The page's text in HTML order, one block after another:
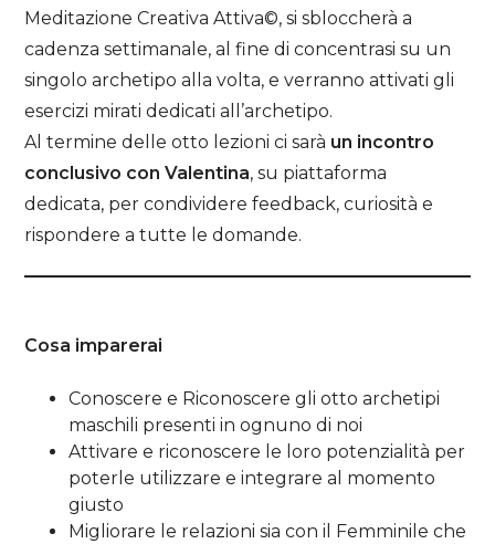
Meditazione Creativa Attiva©, si sbloccherà a
cadenza settimanale, al fine di concentrasi su un
singolo archetipo alla volta, e verranno attivati gli
esercizi mirati dedicati all’archetipo.
Al termine delle otto lezioni ci sarà un incontro
conclusivo con Valentina, su piattaforma
dedicata, per condividere feedback, curiosità e
rispondere a tutte le domande.
Cosa imparerai
Conoscere e Riconoscere gli otto archetipi
maschili presenti in ognuno di noi
Attivare e riconoscere le loro potenzialità per
poterle utilizzare e integrare al momento
giusto
Migliorare le relazioni sia con il Femminile che